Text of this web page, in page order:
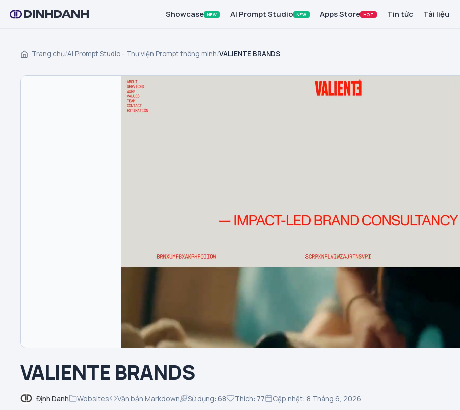
DINHDANH Showcase NEW AI Prompt Studio NEW Apps Store HOT Tin tức Tài liệu
Trang chủ/AI Prompt Studio - Thư viện Prompt thông minh/VALIENTE BRANDS
VALIENTE BRANDS
Định Danh Websites Văn bản Markdown Sử dụng: 68 Thích: 77 Cập nhật: 8 Tháng 6, 2026